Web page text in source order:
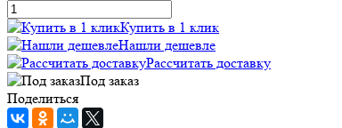
Купить в 1 клик
Нашли дешевле
Рассчитать доставку
Под заказ
Поделиться